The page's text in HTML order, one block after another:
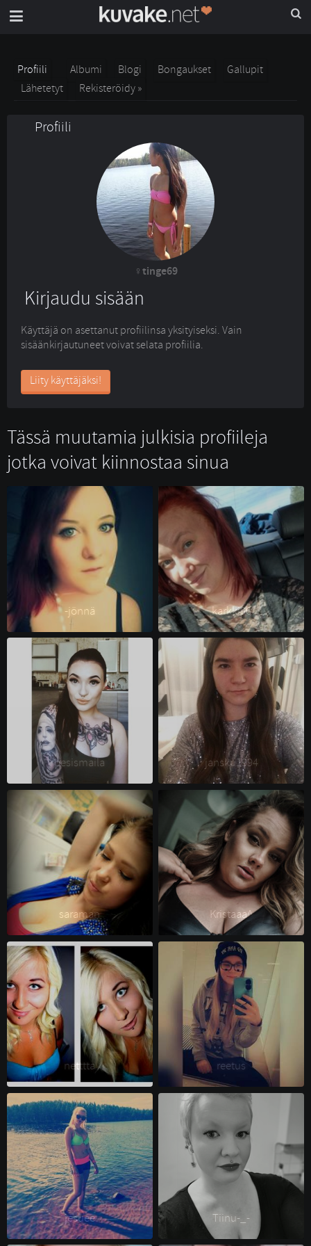
Profiili Albumi Blogi Bongaukset
Gallupit
Lähetetyt
Rekisteröidy »
Profiili
tinge69
Kirjaudu sisään
Käyttäjä on asettanut profiilinsa yksityiseksi. Vain
sisäänkirjautuneet voivat selata profiilia.
Liity käyttäjäksi!
Tässä muutamia julkisia profiileja
jotka voivat kiinnostaa sinua
-jönnä karkki96
pesismaila jansku1994
saraman Kristaaa^
netttta reetus
jesuee Tiinu-_-